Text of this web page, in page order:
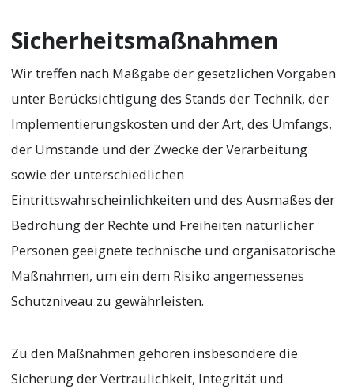
Sicherheitsmaßnahmen
Wir treffen nach Maßgabe der gesetzlichen Vorgaben
unter Berücksichtigung des Stands der Technik, der
Implementierungskosten und der Art, des Umfangs,
der Umstände und der Zwecke der Verarbeitung
sowie der unterschiedlichen
Eintrittswahrscheinlichkeiten und des Ausmaßes der
Bedrohung der Rechte und Freiheiten natürlicher
Personen geeignete technische und organisatorische
Maßnahmen, um ein dem Risiko angemessenes
Schutzniveau zu gewährleisten.
Zu den Maßnahmen gehören insbesondere die
Sicherung der Vertraulichkeit, Integrität und